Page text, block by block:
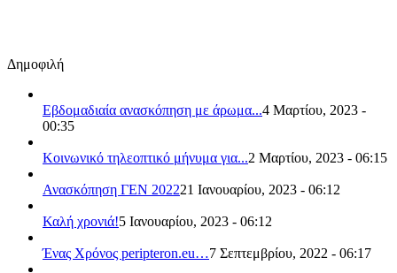
Δημοφιλή
Εβδομαδιαία ανασκόπηση με άρωμα...4 Μαρτίου, 2023 -
00:35
Κοινωνικό τηλεοπτικό μήνυμα για...2 Μαρτίου, 2023 - 06:15
Ανασκόπηση ΓΕΝ 202221 Ιανουαρίου, 2023 - 06:12
Καλή χρονιά!5 Ιανουαρίου, 2023 - 06:12
Ένας Χρόνος peripteron.eu…7 Σεπτεμβρίου, 2022 - 06:17